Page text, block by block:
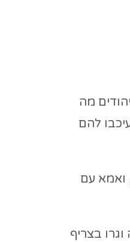
מה
להם
אצל אחת הדודות, ואמא עם
בצריף